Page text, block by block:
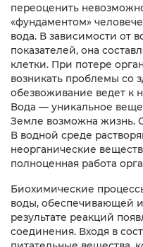
переоценить
«фундаментом»
вода. В зависимости от
показателей, она
клетки. При потере
возникать проблемы со
обезвоживание ведет к
Вода — уникальное
Земле возможна жизнь.
В водной среде
неорганические
полноценная работа
Биохимические
воды, обеспечивающей
результате реакций
соединения. Входя в